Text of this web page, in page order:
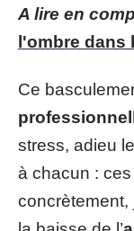
A lire en
l'ombre dans
Ce
stress, adieu
à chacun :
concrètement,